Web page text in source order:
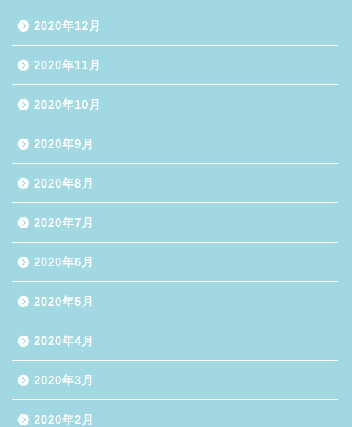
2020年12月
2020年11月
2020年10月
2020年9月
2020年8月
2020年7月
2020年6月
2020年5月
2020年4月
2020年3月
2020年2月